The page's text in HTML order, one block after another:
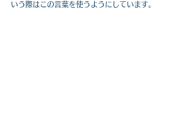
いう際はこの言葉を使うようにしています。